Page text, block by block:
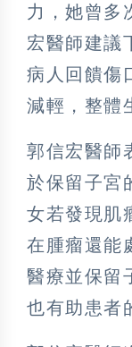
力，她曾多
宏醫師建議
病人回饋傷
減輕，整體
郭信宏醫師
於保留子宮
女若發現肌
在腫瘤還能
醫療並保留
也有助患者